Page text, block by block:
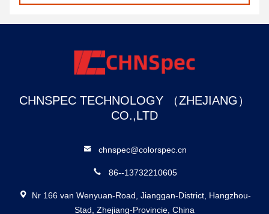
CHNSPEC TECHNOLOGY （ZHEJIANG）
CO.,LTD
chnspec@colorspec.cn
86--13732210605
Nr 166 van Wenyuan-Road, Jianggan-District, Hangzhou-
Stad, Zhejiang-Provincie, China